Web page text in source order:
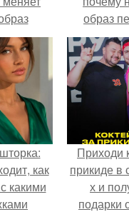
образ
вызвал
как
какими
Приходи
прикиде в
х и
подарки